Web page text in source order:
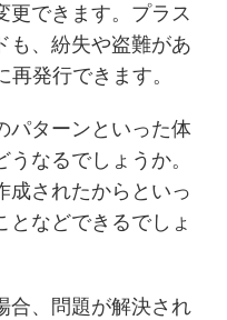
更できます。プラス
も、紛失や盗難があ
発行できます。
パターンといった体
なるでしょうか。
成されたからといっ
となどできるでしょ
合、問題が解決され